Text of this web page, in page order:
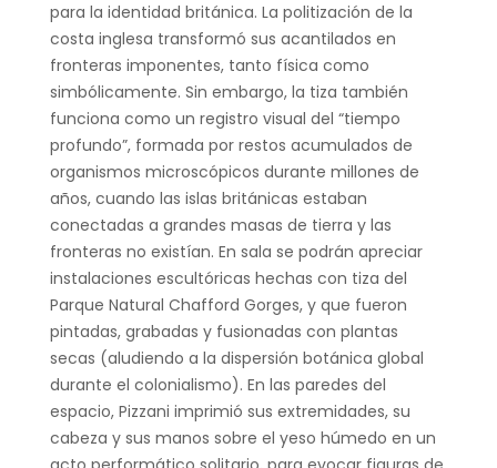
para la identidad británica. La politización de la
costa inglesa transformó sus acantilados en
fronteras imponentes, tanto física como
simbólicamente. Sin embargo, la tiza también
funciona como un registro visual del “tiempo
profundo”, formada por restos acumulados de
organismos microscópicos durante millones de
años, cuando las islas británicas estaban
conectadas a grandes masas de tierra y las
fronteras no existían. En sala se podrán apreciar
instalaciones escultóricas hechas con tiza del
Parque Natural Chafford Gorges, y que fueron
pintadas, grabadas y fusionadas con plantas
secas (aludiendo a la dispersión botánica global
durante el colonialismo). En las paredes del
espacio, Pizzani imprimió sus extremidades, su
cabeza y sus manos sobre el yeso húmedo en un